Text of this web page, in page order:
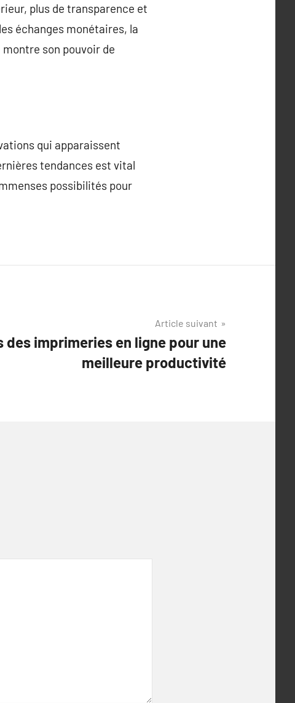
plus de transparence et
échanges monétaires, la
son pouvoir de
qui apparaissent
tendances est vital
possibilités pour
Article suivant
des imprimeries en ligne pour une
meilleure productivité